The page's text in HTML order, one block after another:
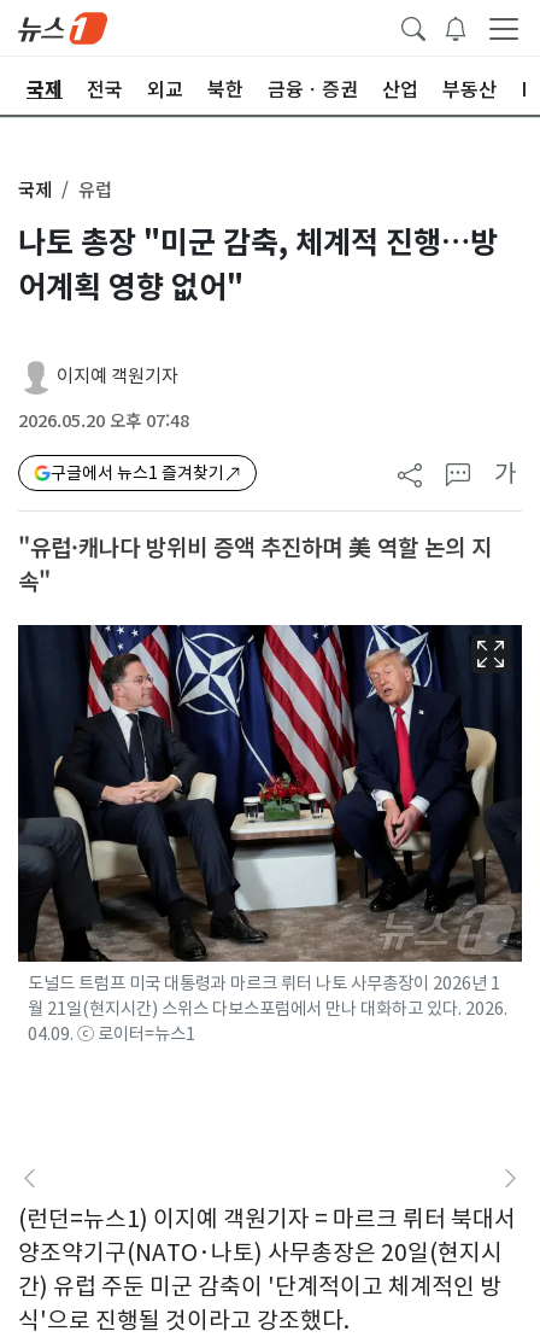
국제 전국 외교 북한 금융ㆍ증권 산업 부동산
국제 유럽
나토 총장 "미군 감축, 체계적 진행…방
어계획 영향 없어"
이지예 객원기자
2026.05.20 오후 07:48
구글에서 뉴스1 즐겨찾기 가
"유럽·캐나다 방위비 증액 추진하며 美 역할 논의 지
속"
도널드 트럼프 미국 대통령과 마르크 뤼터 나토 사무총장이 2026년 1
월 21일(현지시간) 스위스 다보스포럼에서 만나 대화하고 있다. 2026.
04.09. ⓒ 로이터=뉴스1
(런던=뉴스1) 이지예 객원기자 = 마르크 뤼터 북대서
양조약기구(NATO·나토) 사무총장은 20일(현지시
간) 유럽 주둔 미군 감축이 '단계적이고 체계적인 방
식'으로 진행될 것이라고 강조했다.